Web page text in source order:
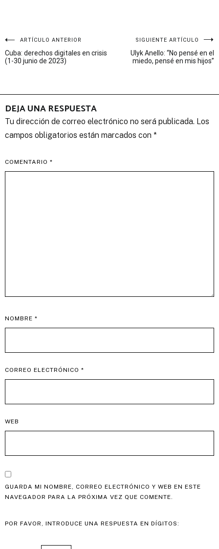
Navegación
de
ARTÍCULO ANTERIOR
Cuba: derechos digitales en crisis
(1-30 junio de 2023)
SIGUIENTE ARTÍCULO
Ulyk Anello: “No pensé en el
miedo, pensé en mis hijos”
DEJA UNA RESPUESTA
Tu dirección de correo electrónico no será publicada. Los
campos obligatorios están marcados con *
COMENTARIO *
NOMBRE *
CORREO ELECTRÓNICO *
WEB
GUARDA MI NOMBRE, CORREO ELECTRÓNICO Y WEB EN ESTE
NAVEGADOR PARA LA PRÓXIMA VEZ QUE COMENTE.
POR FAVOR, INTRODUCE UNA RESPUESTA EN DÍGITOS: